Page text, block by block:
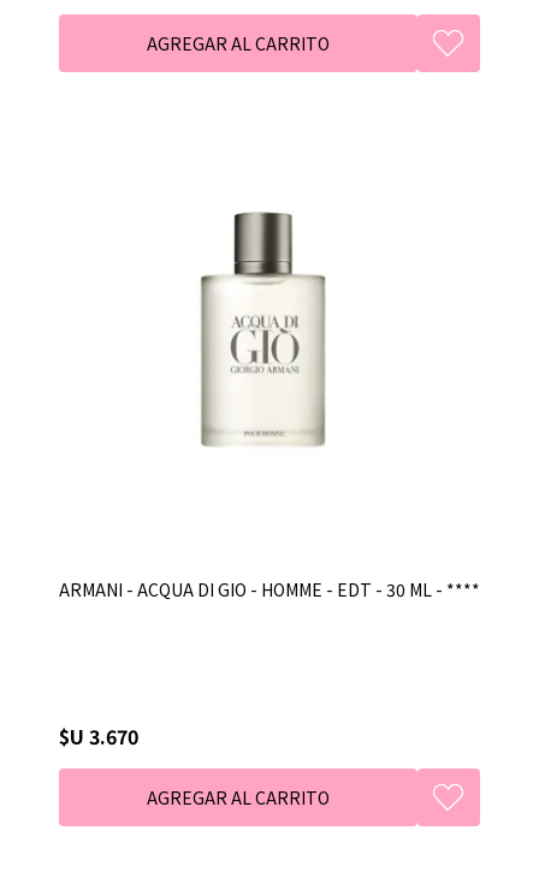
ARMANI - ACQUA DI GIO - HOMME - EDT - 30 ML - ****
$U 3.670